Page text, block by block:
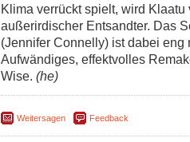
Klima verrückt spielt, wird
außerirdischer Entsandter. Das
(Jennifer Connelly) ist dabei eng
Aufwändiges, effektvolles
Wise. (he)
Weitersagen Feedback